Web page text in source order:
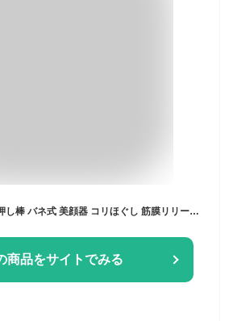
ZIREE フェイス ツボ押し棒 バネ式 美顔器 コリほぐし 筋膜リリース フェイスライン クマ 目元ケア 表情筋 リフトアップ 静音設計 フェイス 耳ツボ押し棒 男女兼用 (グレー)
商品をサイトでみる